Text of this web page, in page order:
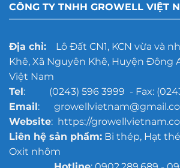
CÔNG TY TNHH GROWELL VIỆT
Địa chỉ:Lô Đất CN1, KCN vừa và
Khê, Xã Nguyên Khê, Huyện Đông
Việt Nam
Tel: (0243) 596 3999 - Fax:
Email:
Website: https://
Liên hệ sản phẩm:Bi thép, Hạt
Oxit nhôm